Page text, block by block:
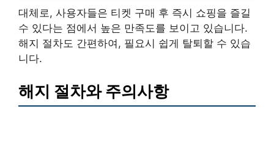
대체로, 사용자들은 티켓 구매 후 즉시 쇼핑을 즐길
수 있다는 점에서 높은 만족도를 보이고 있습니다.
해지 절차도 간편하여, 필요시 쉽게 탈퇴할 수 있습
니다.
해지 절차와 주의사항